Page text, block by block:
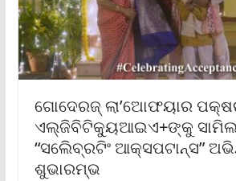
ଗୋଦେରଜ୍ ଲା’ଅୋଫୟାର
ଏଲ୍‌ଜିବିଟିକ୍ୟୁଆଇଏ+ଙ୍କୁ
“ସଲେିବ୍ରଟିଂ ଆକ୍ସପଟାନ୍ସ”
ଶୁଭାରମ୍ଭ